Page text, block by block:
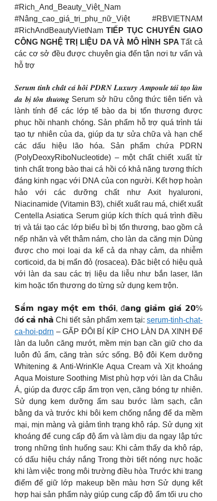
#Rich_And_Beauty_Việt_Nam
#Nâng_cao_giá_trị_phụ_nữ_Việt #RBVIETNAM
#RichAndBeautyVietNamTIẾP TỤC CHUYỂN GIAO
CÔNG NGHỆ TRỊ LIỆU DA VÀ MÔ HÌNH SPATất cả
các cơ sở đều được chuyên gia đến tận nơi tư vấn và
hỗ trợ
𝑺𝒆𝒓𝒖𝒎 𝒕𝒊𝒏𝒉 𝒄𝒉𝒂̂́𝒕 𝒄𝒂́ 𝒉𝒐̂̀𝒊 𝑷𝑫𝑹𝑵 𝑳𝒖𝒙𝒖𝒓𝒚 𝑨𝒎𝒑𝒐𝒖𝒍𝒆 𝒕𝒂́𝒊 𝒕𝒂̣𝒐 𝒍𝒂̀𝒏
𝒅𝒂 𝒃𝒊̣ 𝒕𝒐̂̉𝒏 𝒕𝒉𝒖̛𝒐̛𝒏𝒈 Serum sở hữu công thức tiên tiến và
lành tính để các lớp tế bào da bị tổn thương được
phục hồi nhanh chóng. Sản phẩm hỗ trợ quá trình tái
tạo tự nhiên của da, giúp da tự sửa chữa và hạn chế
các dấu hiệu lão hóa. Sản phẩm chứa PDRN
(PolyDeoxyRiboNucleotide) – một chất chiết xuất từ
tinh chất trong bào thai cá hồi có khả năng tương thích
đáng kinh ngạc với DNA của con người. Kết hợp hoàn
hảo với các dưỡng chất như Axit hyaluroni,
Niacinamide (Vitamin B3), chiết xuất rau má, chiết xuất
Centella Asiatica Serum giúp kích thích quá trình điều
trị và tái tạo các lớp biểu bì bị tổn thương, bao gồm cả
nếp nhăn và vết thâm nám, cho làn da căng mịn Dùng
được cho mọi loại da kể cả da nhạy cảm, da nhiễm
corticoid, da bị mẩn đỏ (rosacea). Đăc biệt có hiệu quả
với làn da sau các trị liệu da liễu như bắn laser, lăn
kim hoặc tổn thương do từng sử dụng kem trộn. ️
𝗦𝗮̆́𝗺 𝗻𝗴𝗮𝘆 𝗺𝗼̣̂𝘁 𝗲𝗺 𝘁𝗵𝗼̂𝗶, đ𝗮𝗻𝗴 𝗴𝗶𝗮̉𝗺 𝗴𝗶𝗮́ 𝟮𝟬%
đ𝗼́ 𝗰𝗮̉ 𝗻𝗵𝗮̀ Chi tiết sản phẩm xem tại: serum-tinh-chat-
ca-hoi-pdrn – GẤP ĐÔI BÍ KÍP CHO LÀN DA XINH Để
làn da luôn căng mướt, mềm mịn bạn cần giữ cho da
luôn đủ ẩm, căng tràn sức sống. Bộ đôi Kem dưỡng
Whitening & Anti-WrinKle Aqua Cream và Xịt khoáng
Aqua Moisture Soothing Mist phù hợp với làn da Châu
Á, giúp da được cấp ẩm trọn vẹn, căng bóng tự nhiên.
Sử dụng kem dưỡng ẩm sau bước làm sạch, cân
bằng da và trước khi bôi kem chống nắng để da mềm
mại, mịn màng và giảm tình trạng khô ráp. Sử dụng xịt
khoáng để cung cấp độ ẩm và làm dịu da ngay lập tức
trong những tình huống sau: Khi cảm thấy da khô ráp,
có dấu hiệu cháy nắng Trong thời tiết nóng nực hoặc
khi làm việc trong môi trường điều hòa Trước khi trang
điểm để giữ lớp makeup bền màu hơn Sử dụng kết
hợp hai sản phẩm này giúp cung cấp độ ẩm tối ưu cho